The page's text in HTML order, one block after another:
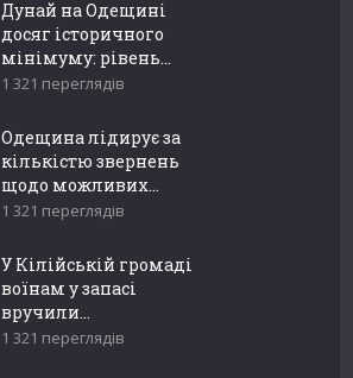
Дунай на Одещині
досяг історичного
мінімуму: рівень...
1 321 переглядів
Одещина лідирує за
кількістю звернень
щодо можливих...
1 321 переглядів
У Кілійській громаді
воїнам у запасі
вручили...
1 321 переглядів